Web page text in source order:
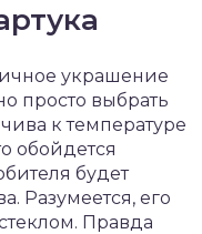
украшение
просто выбрать
к температуре
обойдется
будет
Разумеется, его
Правда